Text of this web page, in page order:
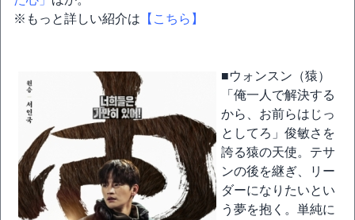
※もっと詳しい紹介は 【こちら】
■ウォンスン（猿）
「俺一人で解決する
から、お前らはじっ
としてろ」俊敏さを
誇る猿の天使。テサ
ンの後を継ぎ、リー
ダーになりたいとい
う夢を抱く。単純に